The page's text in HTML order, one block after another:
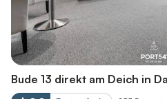
Bude 13 direkt am Deich in